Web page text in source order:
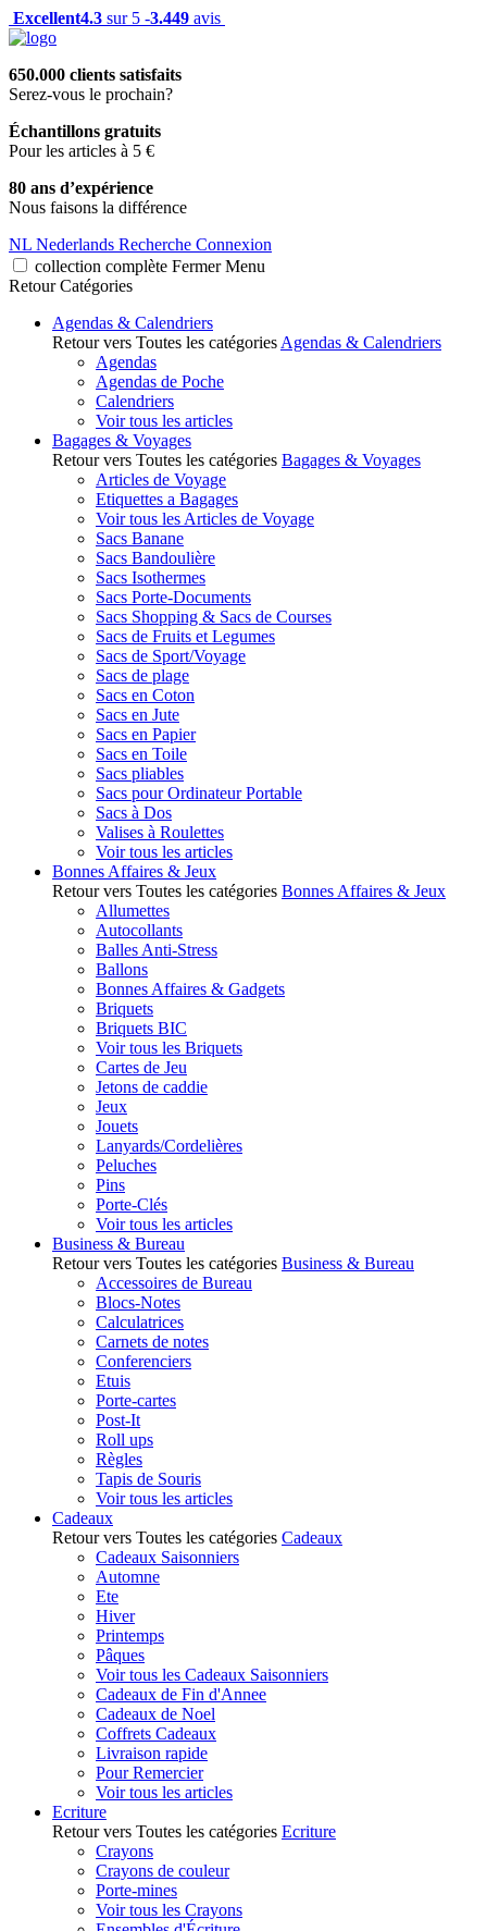
Excellent4.3 sur 5 -3.449 avis
650.000 clients satisfaits
Serez-vous le prochain?
Échantillons gratuits
Pour les articles à 5 €
80 ans d’expérience
Nous faisons la différence
NL Nederlands Recherche Connexion
collection complète Fermer Menu
Retour Catégories
Agendas & Calendriers
Retour vers Toutes les catégories Agendas & Calendriers
Agendas
Agendas de Poche
Calendriers
Voir tous les articles
Bagages & Voyages
Retour vers Toutes les catégories Bagages & Voyages
Articles de Voyage
Etiquettes a Bagages
Voir tous les Articles de Voyage
Sacs Banane
Sacs Bandoulière
Sacs Isothermes
Sacs Porte-Documents
Sacs Shopping & Sacs de Courses
Sacs de Fruits et Legumes
Sacs de Sport/Voyage
Sacs de plage
Sacs en Coton
Sacs en Jute
Sacs en Papier
Sacs en Toile
Sacs pliables
Sacs pour Ordinateur Portable
Sacs à Dos
Valises à Roulettes
Voir tous les articles
Bonnes Affaires & Jeux
Retour vers Toutes les catégories Bonnes Affaires & Jeux
Allumettes
Autocollants
Balles Anti-Stress
Ballons
Bonnes Affaires & Gadgets
Briquets
Briquets BIC
Voir tous les Briquets
Cartes de Jeu
Jetons de caddie
Jeux
Jouets
Lanyards/Cordelières
Peluches
Pins
Porte-Clés
Voir tous les articles
Business & Bureau
Retour vers Toutes les catégories Business & Bureau
Accessoires de Bureau
Blocs-Notes
Calculatrices
Carnets de notes
Conferenciers
Etuis
Porte-cartes
Post-It
Roll ups
Règles
Tapis de Souris
Voir tous les articles
Cadeaux
Retour vers Toutes les catégories Cadeaux
Cadeaux Saisonniers
Automne
Ete
Hiver
Printemps
Pâques
Voir tous les Cadeaux Saisonniers
Cadeaux de Fin d'Annee
Cadeaux de Noel
Coffrets Cadeaux
Livraison rapide
Pour Remercier
Voir tous les articles
Ecriture
Retour vers Toutes les catégories Ecriture
Crayons
Crayons de couleur
Porte-mines
Voir tous les Crayons